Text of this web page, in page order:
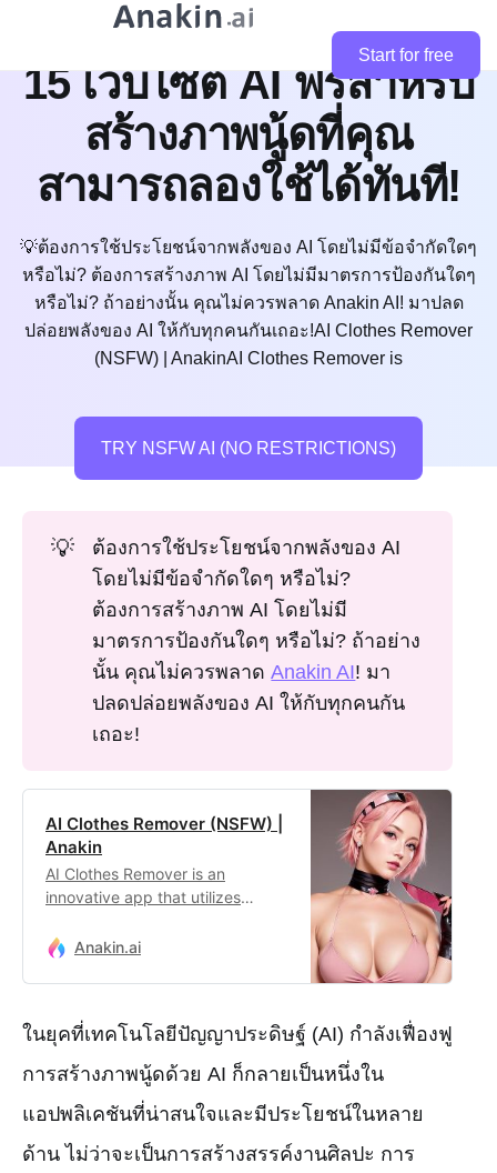
Start for free
15 เว็บไซต์ AI ฟรีสำหรับ
สร้างภาพนู้ดที่คุณ
สามารถลองใช้ได้ทันที!
💡ต้องการใช้ประโยชน์จากพลังของ AI โดยไม่มีข้อจำกัดใดๆ
หรือไม่? ต้องการสร้างภาพ AI โดยไม่มีมาตรการป้องกันใดๆ
หรือไม่? ถ้าอย่างนั้น คุณไม่ควรพลาด Anakin AI! มาปลด
ปล่อยพลังของ AI ให้กับทุกคนกันเถอะ!AI Clothes Remover
(NSFW) | AnakinAI Clothes Remover is
TRY NSFW AI (NO RESTRICTIONS)
💡
ต้องการใช้ประโยชน์จากพลังของ AI
โดยไม่มีข้อจำกัดใดๆ หรือไม่?
ต้องการสร้างภาพ AI โดยไม่มี
มาตรการป้องกันใดๆ หรือไม่? ถ้าอย่าง
นั้น คุณไม่ควรพลาดAnakin AI! มา
ปลดปล่อยพลังของ AI ให้กับทุกคนกัน
เถอะ!
AI Clothes Remover (NSFW) |
Anakin
AI Clothes Remover is an
innovative app that utilizes
seamlessly remove clothing from
unparalleled creative freedom
artistry.
Anakin.ai
ในยุคที่เทคโนโลยีปัญญาประดิษฐ์ (AI) กำลังเฟื่องฟู
การสร้างภาพนู้ดด้วย AI ก็กลายเป็นหนึ่งใน
แอปพลิเคชันที่น่าสนใจและมีประโยชน์ในหลาย
ด้าน ไม่ว่าจะเป็นการสร้างสรรค์งานศิลปะ การ